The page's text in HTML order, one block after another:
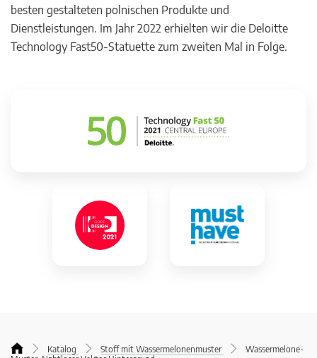
besten gestalteten polnischen Produkte und
Dienstleistungen. Im Jahr 2022 erhielten wir die Deloitte
Technology Fast50-Statuette zum zweiten Mal in Folge.
Katalog Stoff mit Wassermelonenmuster
Wassermelone-